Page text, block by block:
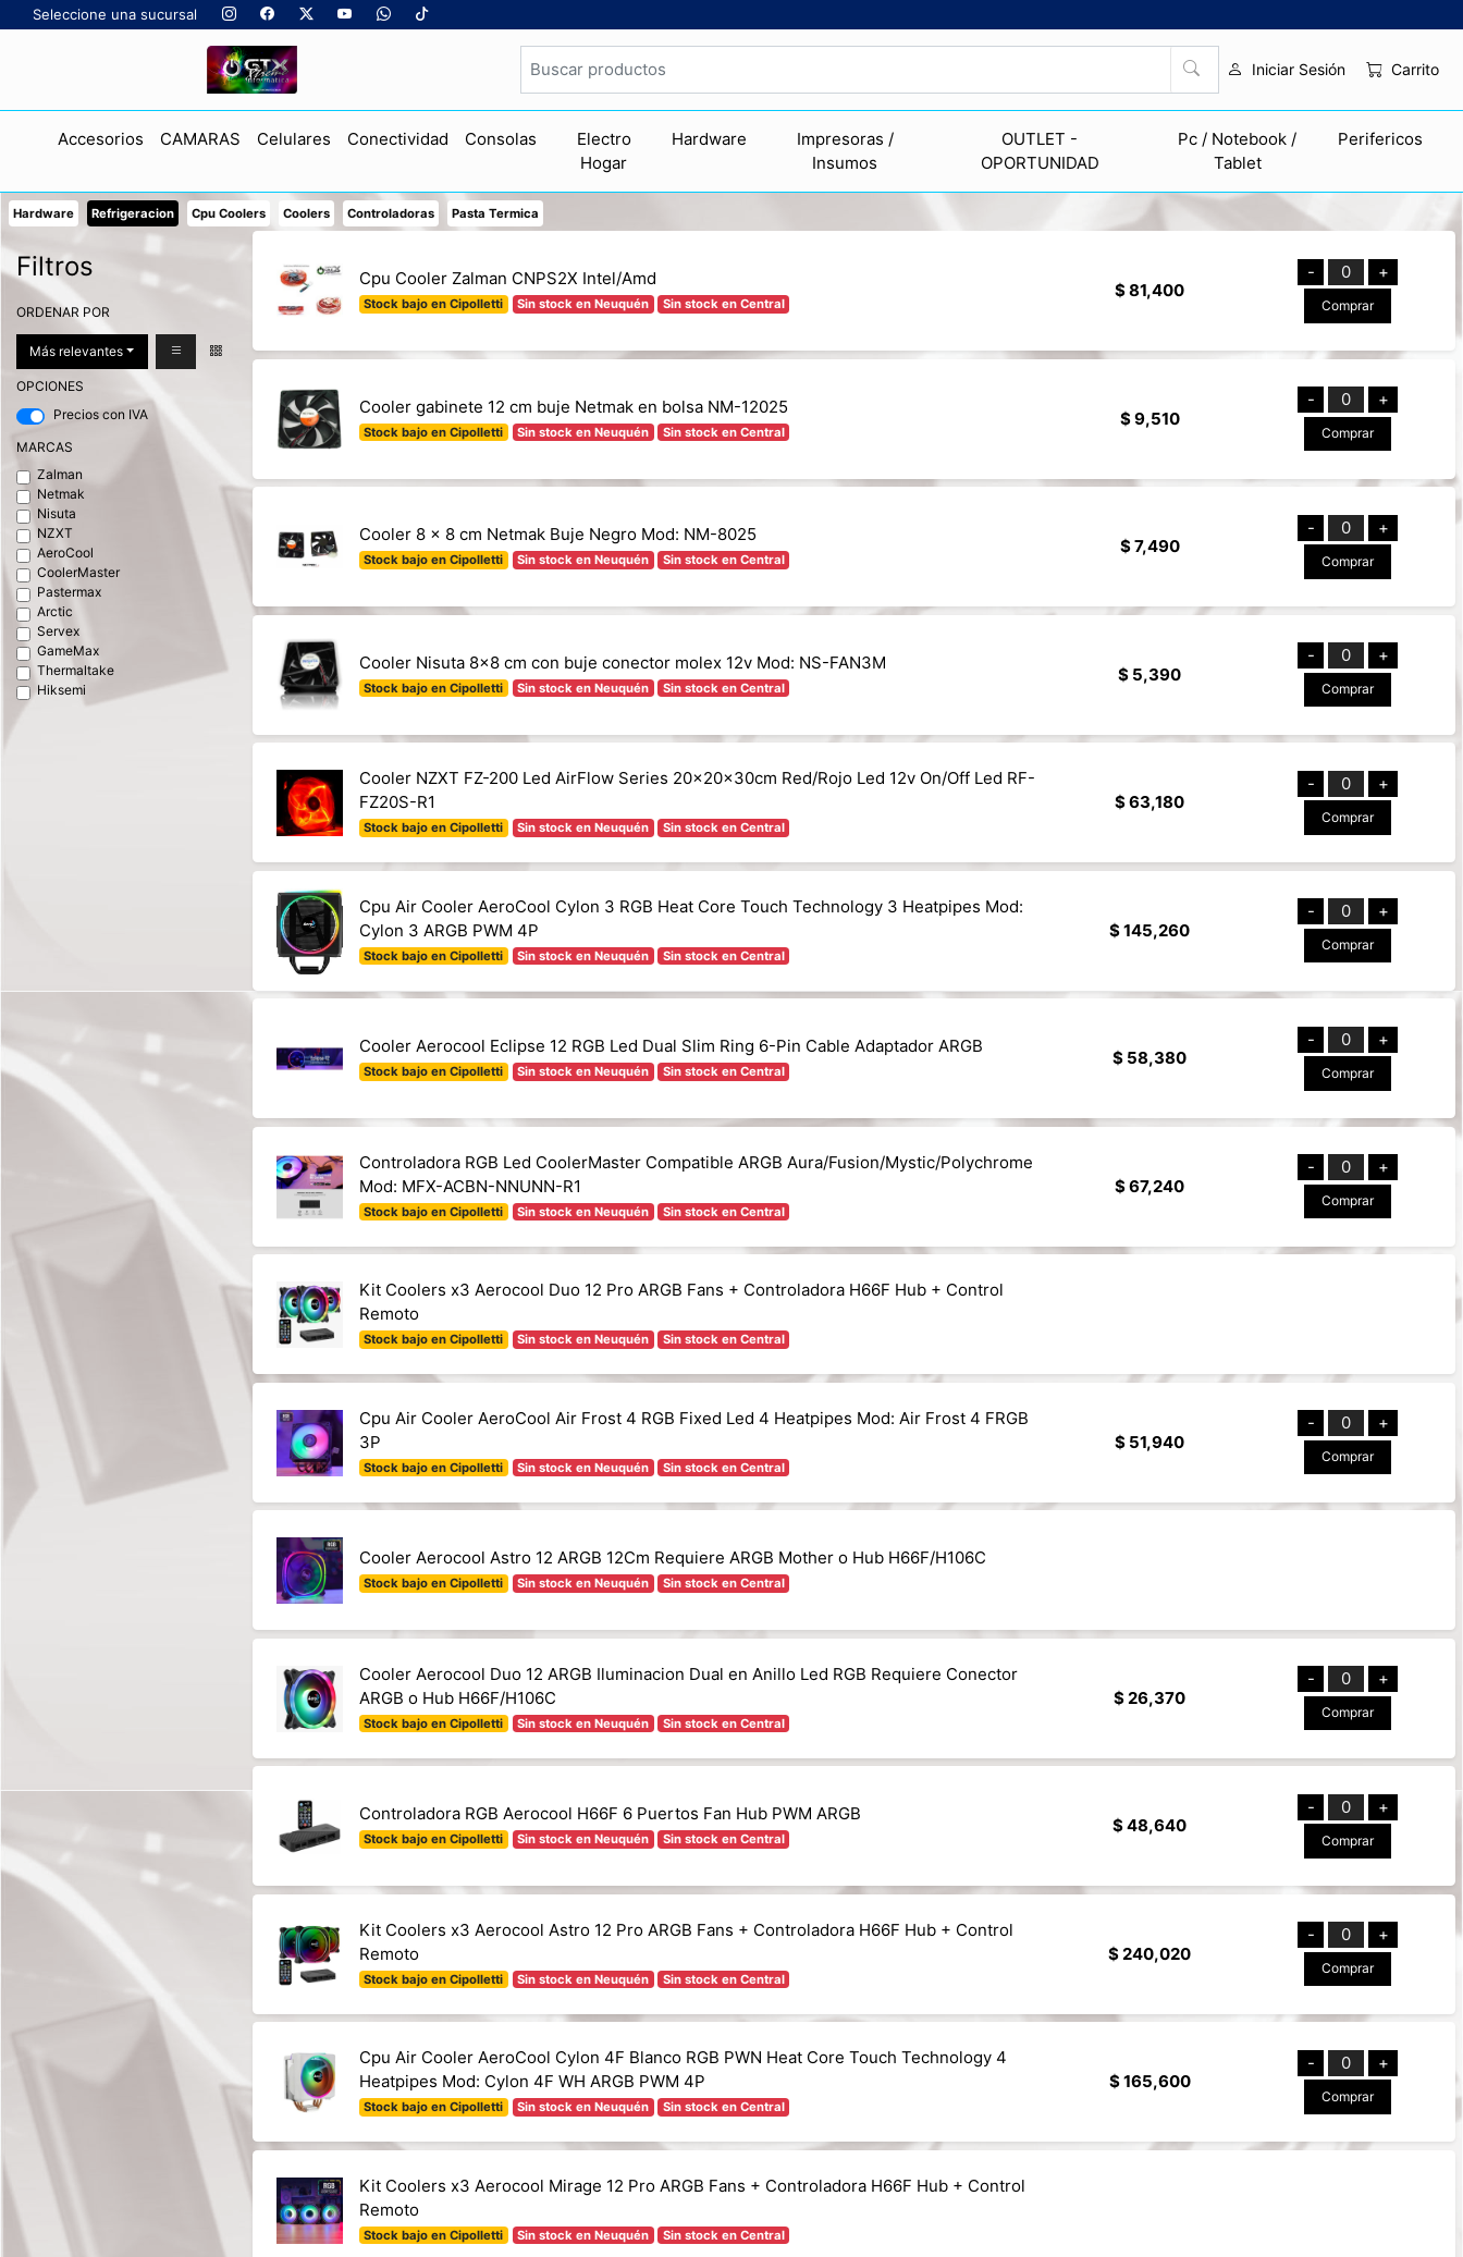
Seleccione una sucursal
Iniciar Sesión Carrito
Accesorios CAMARAS Celulares Conectividad Consolas
Electro
Hogar
Hardware
Impresoras /
Insumos
OUTLET -
OPORTUNIDAD
Pc / Notebook /
Tablet
Perifericos
Hardware Refrigeracion Cpu Coolers Coolers Controladoras Pasta Termica
Filtros
ORDENAR POR
Más relevantes
OPCIONES
Precios con IVA
MARCAS
Zalman
Netmak
Nisuta
NZXT
AeroCool
CoolerMaster
Pastermax
Arctic
Servex
GameMax
Thermaltake
Hiksemi
Cpu Cooler Zalman CNPS2X Intel/Amd
Stock bajo en Cipolletti Sin stock en Neuquén Sin stock en Central
$ 81,400
- 0 +
Comprar
Cooler gabinete 12 cm buje Netmak en bolsa NM-12025
Stock bajo en Cipolletti Sin stock en Neuquén Sin stock en Central
$ 9,510
- 0 +
Comprar
Cooler 8 x 8 cm Netmak Buje Negro Mod: NM-8025
Stock bajo en Cipolletti Sin stock en Neuquén Sin stock en Central
$ 7,490
- 0 +
Comprar
Cooler Nisuta 8x8 cm con buje conector molex 12v Mod: NS-FAN3M
Stock bajo en Cipolletti Sin stock en Neuquén Sin stock en Central
$ 5,390
- 0 +
Comprar
Cooler NZXT FZ-200 Led AirFlow Series 20x20x30cm Red/Rojo Led 12v On/Off Led RF-
FZ20S-R1
Stock bajo en Cipolletti Sin stock en Neuquén Sin stock en Central
$ 63,180
- 0 +
Comprar
Cpu Air Cooler AeroCool Cylon 3 RGB Heat Core Touch Technology 3 Heatpipes Mod:
Cylon 3 ARGB PWM 4P
Stock bajo en Cipolletti Sin stock en Neuquén Sin stock en Central
$ 145,260
- 0 +
Comprar
Cooler Aerocool Eclipse 12 RGB Led Dual Slim Ring 6-Pin Cable Adaptador ARGB
Stock bajo en Cipolletti Sin stock en Neuquén Sin stock en Central
$ 58,380
- 0 +
Comprar
Controladora RGB Led CoolerMaster Compatible ARGB Aura/Fusion/Mystic/Polychrome
Mod: MFX-ACBN-NNUNN-R1
Stock bajo en Cipolletti Sin stock en Neuquén Sin stock en Central
$ 67,240
- 0 +
Comprar
Kit Coolers x3 Aerocool Duo 12 Pro ARGB Fans + Controladora H66F Hub + Control
Remoto
Stock bajo en Cipolletti Sin stock en Neuquén Sin stock en Central
Cpu Air Cooler AeroCool Air Frost 4 RGB Fixed Led 4 Heatpipes Mod: Air Frost 4 FRGB
3P
Stock bajo en Cipolletti Sin stock en Neuquén Sin stock en Central
$ 51,940
- 0 +
Comprar
Cooler Aerocool Astro 12 ARGB 12Cm Requiere ARGB Mother o Hub H66F/H106C
Stock bajo en Cipolletti Sin stock en Neuquén Sin stock en Central
Cooler Aerocool Duo 12 ARGB Iluminacion Dual en Anillo Led RGB Requiere Conector
ARGB o Hub H66F/H106C
Stock bajo en Cipolletti Sin stock en Neuquén Sin stock en Central
$ 26,370
- 0 +
Comprar
Controladora RGB Aerocool H66F 6 Puertos Fan Hub PWM ARGB
Stock bajo en Cipolletti Sin stock en Neuquén Sin stock en Central
$ 48,640
- 0 +
Comprar
Kit Coolers x3 Aerocool Astro 12 Pro ARGB Fans + Controladora H66F Hub + Control
Remoto
Stock bajo en Cipolletti Sin stock en Neuquén Sin stock en Central
$ 240,020
- 0 +
Comprar
Cpu Air Cooler AeroCool Cylon 4F Blanco RGB PWN Heat Core Touch Technology 4
Heatpipes Mod: Cylon 4F WH ARGB PWM 4P
Stock bajo en Cipolletti Sin stock en Neuquén Sin stock en Central
$ 165,600
- 0 +
Comprar
Kit Coolers x3 Aerocool Mirage 12 Pro ARGB Fans + Controladora H66F Hub + Control
Remoto
Stock bajo en Cipolletti Sin stock en Neuquén Sin stock en Central